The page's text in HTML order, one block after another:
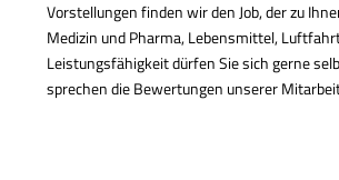
Vorstellungen finden wir den Job, der zu
Medizin und Pharma, Lebensmittel,
Leistungsfähigkeit dürfen Sie sich gerne
sprechen die Bewertungen unserer